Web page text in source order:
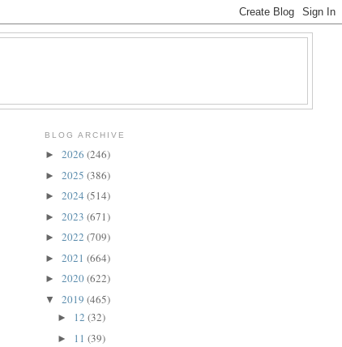
BLOG ARCHIVE
► 2026 (246)
► 2025 (386)
► 2024 (514)
► 2023 (671)
► 2022 (709)
► 2021 (664)
► 2020(622)
▼ 2019 (465)
► 12(32)
► 11(39)